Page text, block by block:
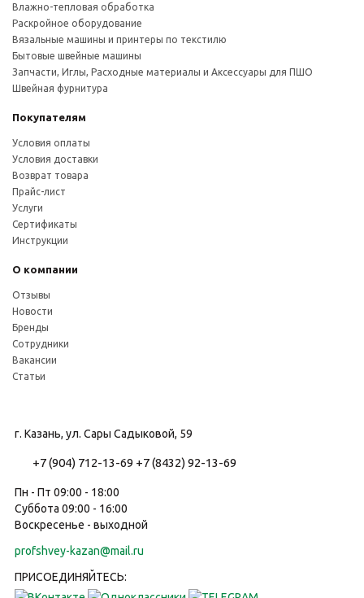
г. Казань, ул. Сары Садыковой, 59
+7 (904) 712-13-69 +7 (8432) 92-13-69
Пн - Пт 09:00 - 18:00
Суббота 09:00 - 16:00
Воскресенье - выходной
profshvey-kazan@mail.ru
ПРИСОЕДИНЯЙТЕСЬ:
Влажно-тепловая обработка
Раскройное оборудование
Вязальные машины и принтеры по текстилю
Бытовые швейные машины
Запчасти, Иглы, Расходные материалы и Аксессуары для ПШО
Швейная фурнитура
Покупателям
Условия оплаты
Условия доставки
Возврат товара
Прайс-лист
Услуги
Сертификаты
Инструкции
О компании
Отзывы
Новости
Бренды
Сотрудники
Вакансии
Статьи